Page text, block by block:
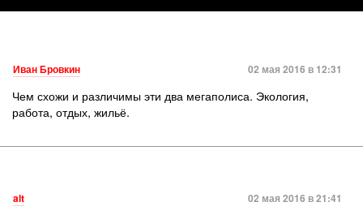
Иван Бровкин 02 мая 2016 в 12:31
Чем схожи и различимы эти два мегаполиса. Экология,
работа, отдых, жильё.
alt 02 мая 2016 в 21:41